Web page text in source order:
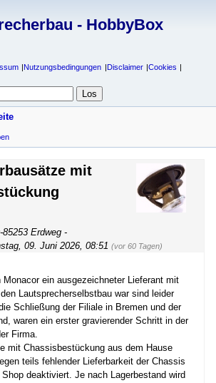
- HobbyBox
Nutzungsbedingungen Disclaimer
Cookies
mit
85253 Erdweg -
09. Juni 2026, 08:51 (vor 60 Tagen)
Monacor ein ausgezeichneter Lieferant mit
Lautsprecherselbstbau war sind leider
Schließung der Filiale in Bremen und der
waren ein erster gravierender Schritt in der
Firma.
mit Chassisbestückung aus dem Hause
teils fehlender Lieferbarkeit der Chassis
deaktiviert. Je nach Lagerbestand wird